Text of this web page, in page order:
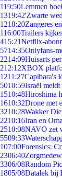
119:50Lemmen
1319:42'Zwarte
1218:20Zangeres
116:00Trailers
415:21Netflix-
5714:35Onlyfans-
2214:09Huisarts
212:12XBOX
1211:27Capibara's
5010:59Israël
1510:48Hiroshima
1610:32Drone met
3210:28Wakker
2210:16Iran en
2510:08NAVO zet
5509:33
107:00Forensics:
2306:40
3306/08Random
1805/08Datalek bij